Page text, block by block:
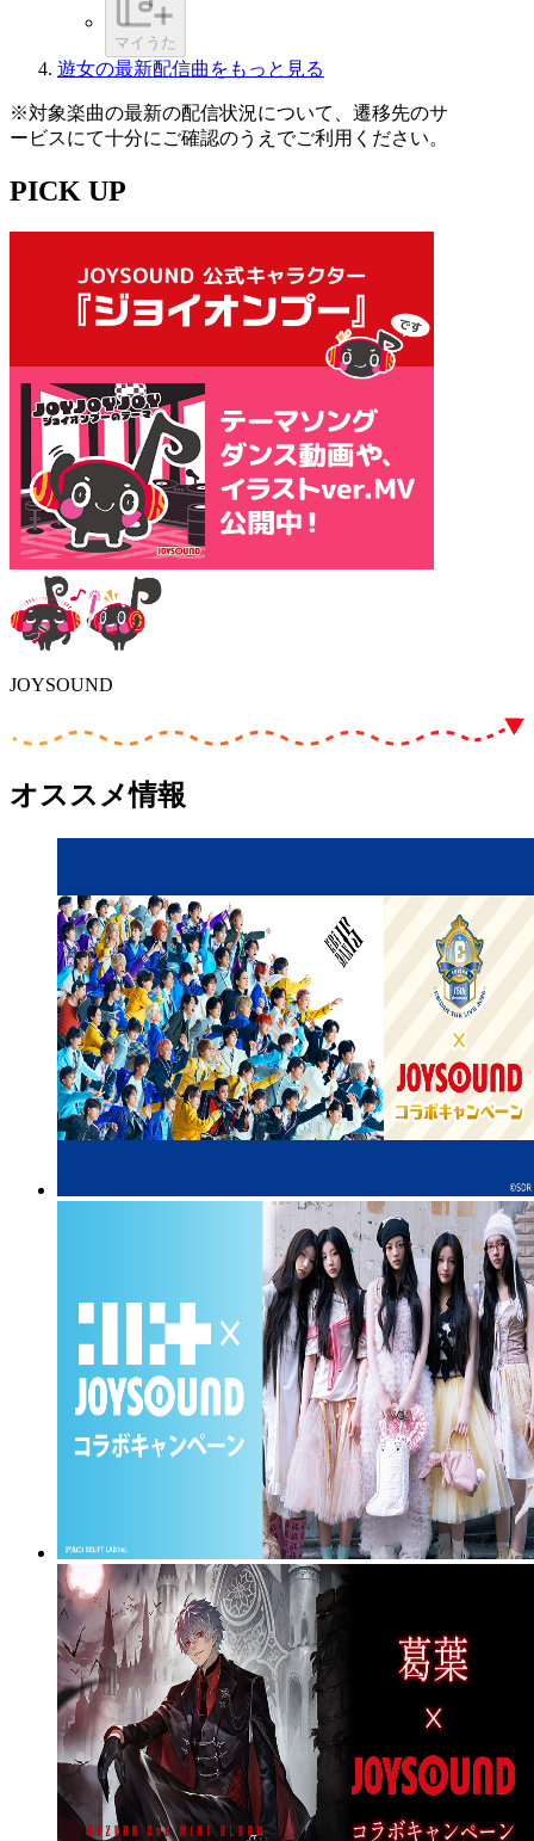
マイうた
遊女の最新配信曲をもっと見る
※対象楽曲の最新の配信状況について、遷移先のサ
ービスにて十分にご確認のうえでご利用ください。
PICK UP
JOYSOUND
オススメ情報